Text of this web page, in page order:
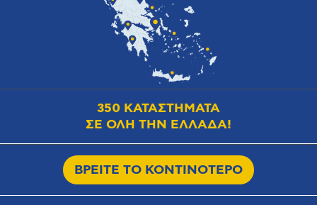
350 ΚΑΤΑΣΤΗΜΑΤΑ
ΣΕ ΟΛΗ ΤΗΝ ΕΛΛΑΔΑ!
ΒΡΕΙΤΕ ΤΟ ΚΟΝΤΙΝΟΤΕΡΟ